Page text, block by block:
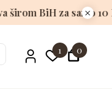
Dostava širom BiH
1 0